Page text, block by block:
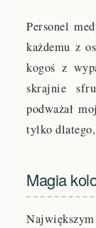
Personel
każdemu z
kogoś z
skrajnie
podważał
tylko
Magia